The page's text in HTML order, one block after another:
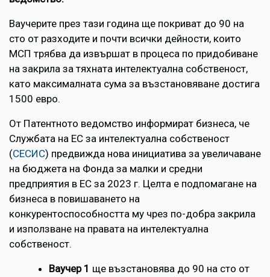
Ваучерите през тази година ще покриват до 90 на
сто от разходите и почти всички дейности, които
МСП трябва да извършат в процеса по придобиване
на закрила за тяхната интелектуална собственост,
като максималната сума за възстановяване достига
1500 евро.
От Патентното ведомство информират бизнеса, че
Службата на ЕС за интелектуална собственост
(СЕСИС) предвижда нова инициатива за увеличаване
на бюджета на Фонда за малки и средни
предприятия в ЕС за 2023 г. Целта е подпомагане на
бизнеса в повишаването на
конкурентоспособността му чрез по-добра закрила
и използване на правата на интелектуална
собственост.
Ваучер 1 ще възстановява до 90 на сто от